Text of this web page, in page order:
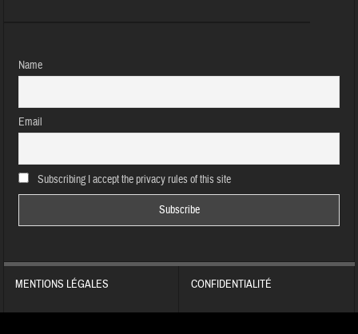
Name
Email
Subscribing I accept the privacy rules of this site
MENTIONS LÉGALES CONFIDENTIALITÉ